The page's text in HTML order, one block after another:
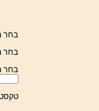
בחר
בחר
בחר